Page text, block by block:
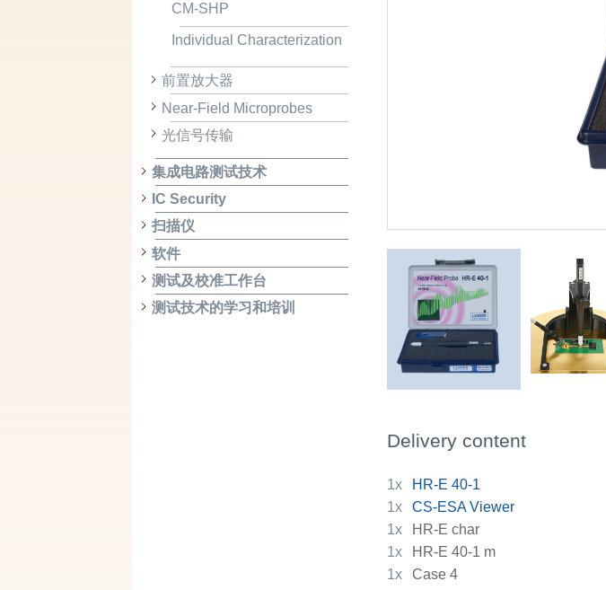
CM-SHP
Individual Characterization
前置放大器
Near-Field Microprobes
光信号传输
集成电路测试技术
IC Security
扫描仪
软件
测试及校准工作台
测试技术的学习和培训
Delivery content
1x
HR-E 40-1
1x
CS-ESA Viewer
1x
HR-E char
1x
HR-E 40-1 m
1x
Case 4